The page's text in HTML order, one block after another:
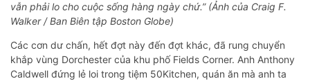
vẫn phải lo cho cuộc sống hàng ngày chứ.” (Ảnh của Craig F.
Walker / Ban Biên tập Boston Globe)
Các cơn dư chấn, hết đợt này đến đợt khác, đã rung chuyển
khắp vùng Dorchester của khu phố Fields Corner. Anh Anthony
Caldwell đứng lẻ loi trong tiệm 50Kitchen, quán ăn mà anh ta